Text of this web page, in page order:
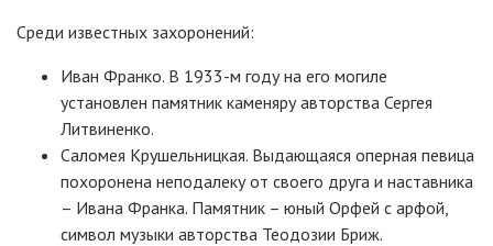
Среди известных захоронений:
Иван Франко. В 1933-м году на его могиле
установлен памятник каменяру авторства Сергея
Литвиненко.
Саломея Крушельницкая. Выдающаяся оперная певица
похоронена неподалеку от своего друга и наставника
– Ивана Франка. Памятник – юный Орфей с арфой,
символ музыки авторства Теодозии Бриж.